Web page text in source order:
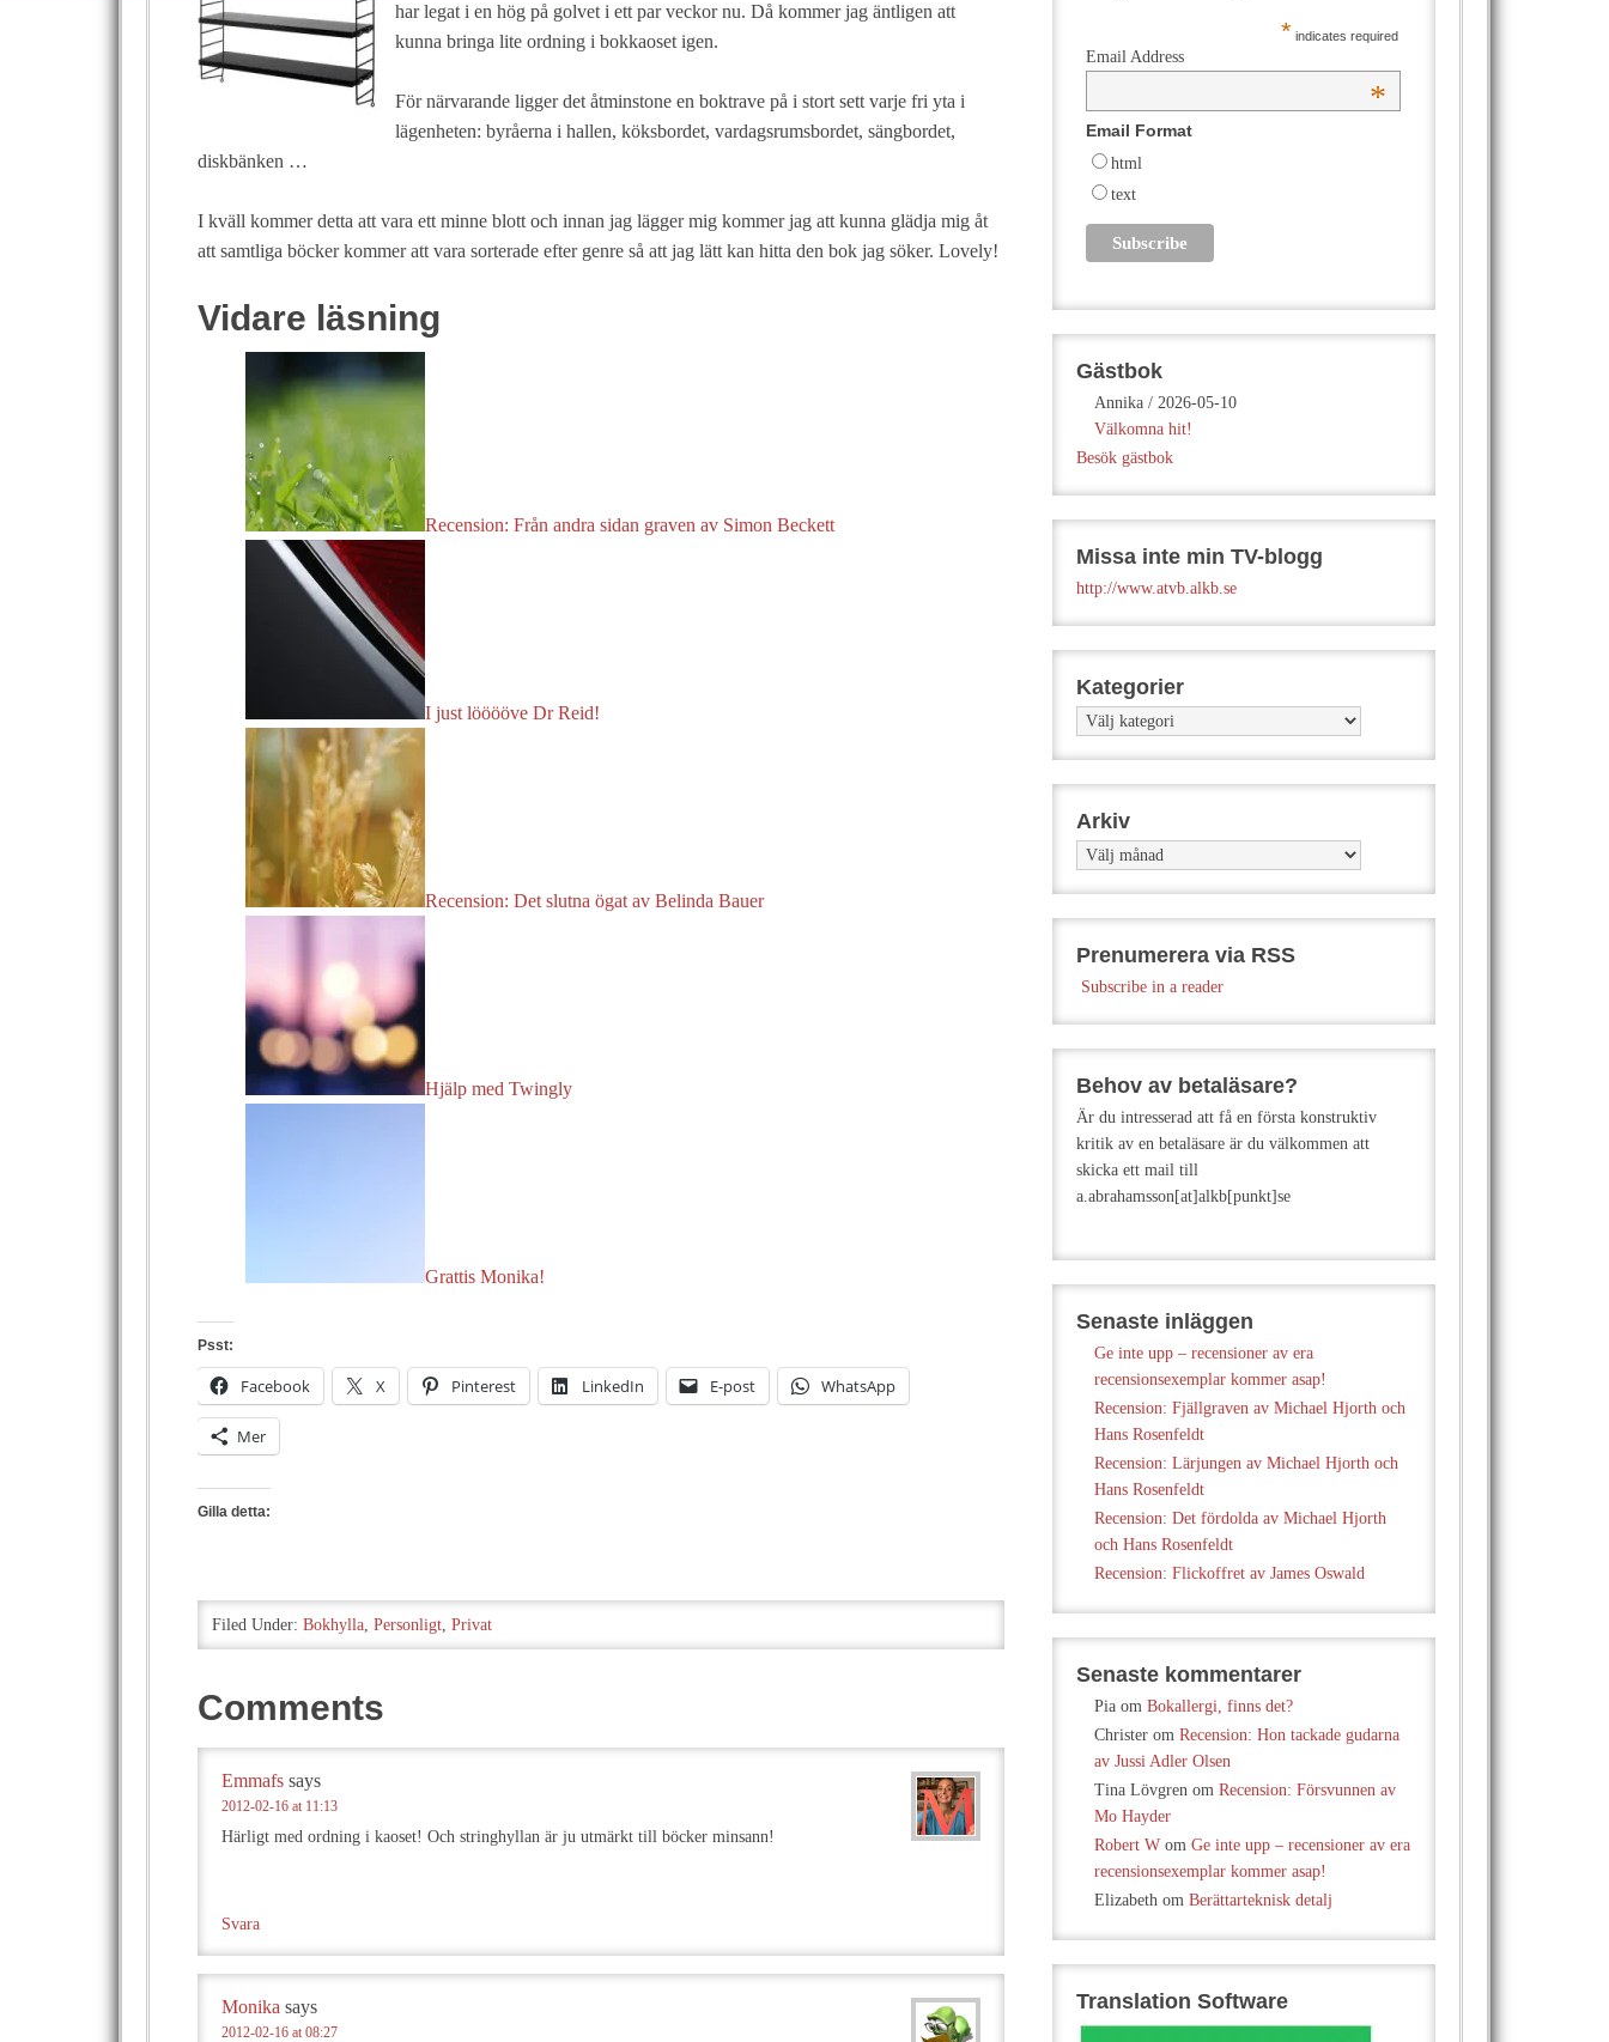
har legat i en hög på golvet i ett par veckor nu. Då kommer jag äntligen att
kunna bringa lite ordning i bokkaoset igen.
För närvarande ligger det åtminstone en boktrave på i stort sett varje fri yta i
lägenheten: byråerna i hallen, köksbordet, vardagsrumsbordet, sängbordet,
diskbänken …
I kväll kommer detta att vara ett minne blott och innan jag lägger mig kommer jag att kunna glädja mig åt
att samtliga böcker kommer att vara sorterade efter genre så att jag lätt kan hitta den bok jag söker. Lovely!
Vidare läsning
Recension: Från andra sidan graven av Simon Beckett
I just lööööve Dr Reid!
Recension: Det slutna ögat av Belinda Bauer
Hjälp med Twingly
Grattis Monika!
Psst:
Facebook X Pinterest LinkedIn E-post WhatsApp
Mer
Gilla detta:
Filed Under: Bokhylla, Personligt, Privat
Comments
Emmafs says
2012-02-16 at 11:13
Härligt med ordning i kaoset! Och stringhyllan är ju utmärkt till böcker minsann!
Svara
Monika says
2012-02-16 at 08:27
* indicates required
Email Address
*
Email Format
html
text
Gästbok
Annika / 2026-05-10
Välkomna hit!
Besök gästbok
Missa inte min TV-blogg
http://www.atvb.alkb.se
Kategorier
Kategorier
Arkiv
Arkiv
Prenumerera via RSS
Subscribe in a reader
Behov av betaläsare?
Är du intresserad att få en första konstruktiv
kritik av en betaläsare är du välkommen att
skicka ett mail till
a.abrahamsson[at]alkb[punkt]se
Senaste inläggen
Ge inte upp – recensioner av era
recensionsexemplar kommer asap!
Recension: Fjällgraven av Michael Hjorth och
Hans Rosenfeldt
Recension: Lärjungen av Michael Hjorth och
Hans Rosenfeldt
Recension: Det fördolda av Michael Hjorth
och Hans Rosenfeldt
Recension: Flickoffret av James Oswald
Senaste kommentarer
Pia om Bokallergi, finns det?
Christer om Recension: Hon tackade gudarna
av Jussi Adler Olsen
Tina Lövgren om Recension: Försvunnen av
Mo Hayder
Robert W om Ge inte upp – recensioner av era
recensionsexemplar kommer asap!
Elizabeth om Berättarteknisk detalj
Translation Software